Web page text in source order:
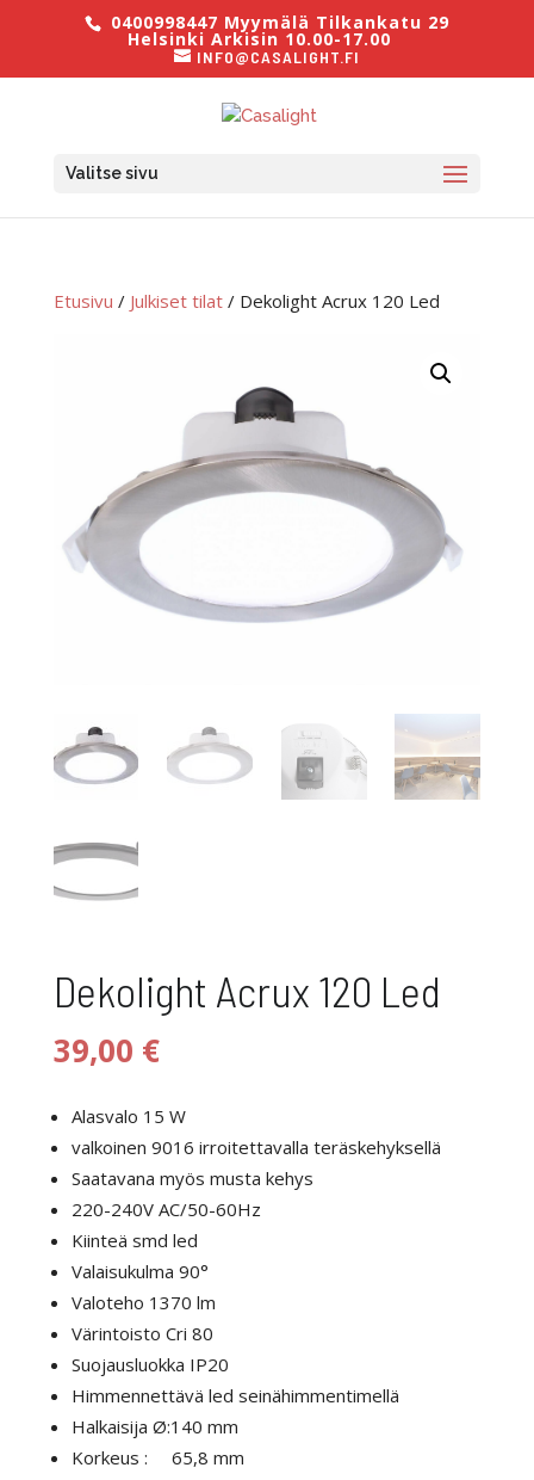
0400998447 Myymälä Tilkankatu 29
Helsinki Arkisin 10.00-17.00
INFO@CASALIGHT.FI
Valitse sivu
Etusivu / Julkiset tilat/ Dekolight Acrux 120 Led
Dekolight Acrux 120 Led
39,00 €
Alasvalo 15 W
valkoinen 9016 irroitettavalla teräskehyksellä
Saatavana myös musta kehys
220-240V AC/50-60Hz
Kiinteä smd led
Valaisukulma 90°
Valoteho 1370 lm
Värintoisto Cri 80
Suojausluokka IP20
Himmennettävä led seinähimmentimellä
Halkaisija Ø:140 mm
Korkeus : 65,8 mm